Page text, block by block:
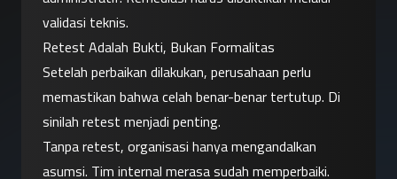
validasi teknis.
Retest Adalah Bukti, Bukan Formalitas
Setelah perbaikan dilakukan, perusahaan perlu
memastikan bahwa celah benar-benar tertutup. Di
sinilah retest menjadi penting.
Tanpa retest, organisasi hanya mengandalkan
asumsi. Tim internal merasa sudah memperbaiki.